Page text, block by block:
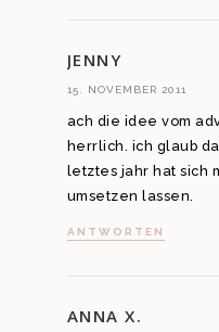
JENNY
15. NOVEMBER 2011
ach die idee vom
herrlich. ich glaub
letztes jahr hat sich
umsetzen lassen.
ANTWORTEN
ANNA X.